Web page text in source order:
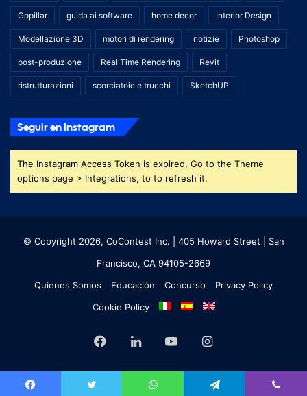
Gopillar guida ai software home decor Interior Design
Modellazione 3D motori di rendering notizie Photoshop
post-produzione Real Time Rendering Revit
ristrutturazioni scorciatoie e trucchi SketchUP
Seguir en Instagram
The Instagram Access Token is expired, Go to the Theme
options page > Integrations, to to refresh it.
© Copyright 2026, CoContest Inc. | 405 Howard Street | San
Francisco, CA 94105-2669
Quienes Somos
Educación Concurso
Privacy Policy
Cookie Policy
FacebookLinkedInYouTubeInstagram